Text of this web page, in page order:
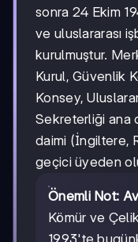
sonra 24 Ekim
ve uluslararası
kurulmuştur.
Kurul, Güvenlik
Konsey,
Sekreterliği ana
daimi (İngiltere,
geçici üyeden
Önemli Not:
Kömür ve